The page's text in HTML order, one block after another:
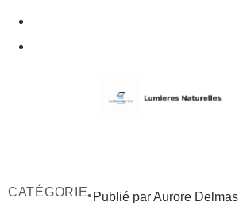
CATÉGORIE• Publié par Aurore Delmas